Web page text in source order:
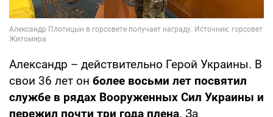
Александр – действительно Герой Украины. В
свои 36 лет он более восьми лет посвятил
службе в рядах Вооруженных Сил Украины и
пережил почти три года плена. За